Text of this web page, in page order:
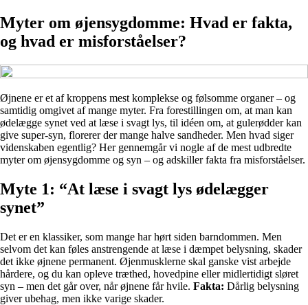
Myter om øjensygdomme: Hvad er fakta,
og hvad er misforståelser?
Øjnene er et af kroppens mest komplekse og følsomme organer – og
samtidig omgivet af mange myter. Fra forestillingen om, at man kan
ødelægge synet ved at læse i svagt lys, til idéen om, at gulerødder kan
give super-syn, florerer der mange halve sandheder. Men hvad siger
videnskaben egentlig? Her gennemgår vi nogle af de mest udbredte
myter om øjensygdomme og syn – og adskiller fakta fra misforståelser.
Myte 1: “At læse i svagt lys ødelægger
synet”
Det er en klassiker, som mange har hørt siden barndommen. Men
selvom det kan føles anstrengende at læse i dæmpet belysning, skader
det ikke øjnene permanent. Øjenmusklerne skal ganske vist arbejde
hårdere, og du kan opleve træthed, hovedpine eller midlertidigt sløret
syn – men det går over, når øjnene får hvile. Fakta: Dårlig belysning
giver ubehag, men ikke varige skader.